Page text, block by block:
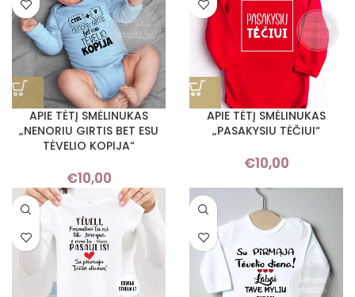
APIE TĖTĮ SMĖLINUKAS
„NENORIU GIRTIS BET ESU
TĖVELIO KOPIJA“
€10,00
APIE TĖTĮ SMĖLINUKAS
„PASAKYSIU TĖČIUI“
€10,00